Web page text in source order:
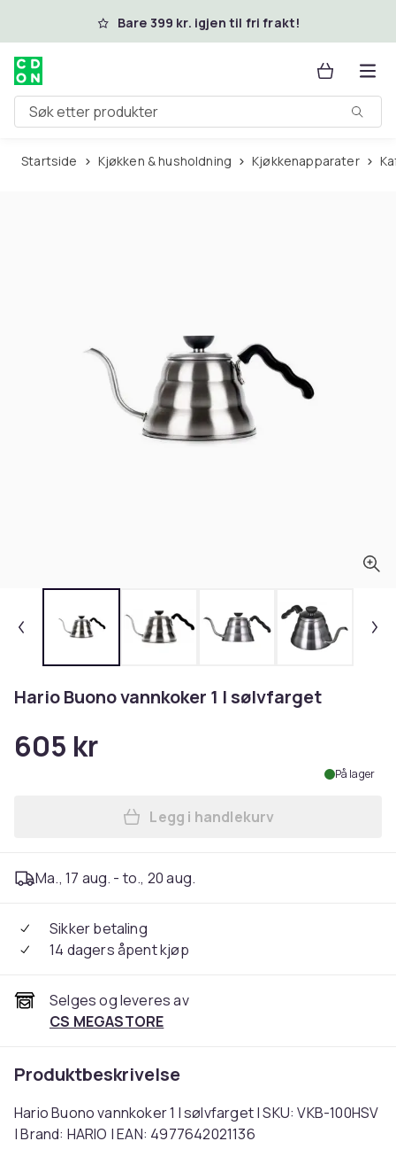
Hopp til hovedinnholdBare 399 kr. igjen til fri frakt!
Søk etter produkter
Startside Kjøkken & husholdning Kjøkkenapparater
Hario Buono vannkoker 1 l sølvfarget
605 kr
På lager
Legg Hario Buono
Legg i handlekurv
Ma., 17 aug. - to., 20 aug.
Sikker betaling
14 dagers åpent kjøp
Selges og leveres av
CS MEGASTORE
Produktbeskrivelse
Hario Buono vannkoker 1 l sølvfarget | SKU: VKB-100HSV
| Brand: HARIO | EAN: 4977642021136